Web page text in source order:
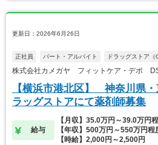
更新日：2026年6月26日
正社員 パート・アルバイト ドラッグストア（
株式会社カメガヤ フィットケア・デポ
【横浜市港北区】 神奈川県
ラッグストアにて薬剤師募集
給与
【月収】35.0万円～39.0万円
【年収】500万円～550万円
【時給】2,000円～2,500円